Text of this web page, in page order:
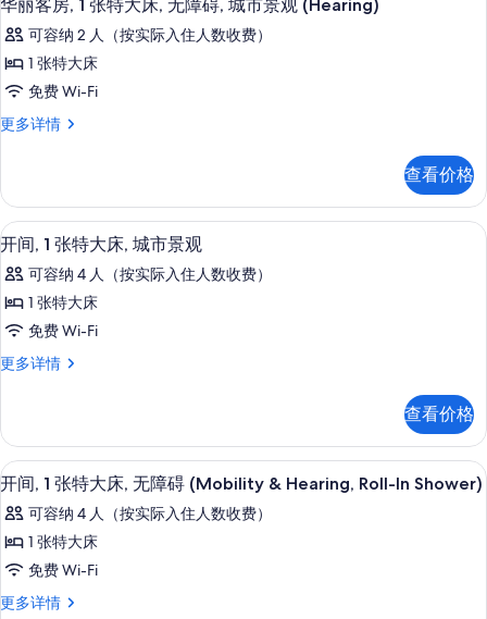
照
片
大
床,
无
障
碍,
景
观
(Mobility,
Bathtub)
的
所
有
床,
无
碍,
城
市
(Mobility,
Bathtub)
更
多
信
息
示
华
丽
房,
张
特
大
床,
无
障
碍,
景
观
(Hearing)
的
所
有
照
华丽客房, 1 张特大床, 无障碍, 城市景观 (Hearing)
可容纳 2 人（按实际入住人数收费）
1 张特大床
免费 Wi-Fi
更多详情
华
1
张
特
床,
无
碍,
城
市
(Hearing)
多
信
息
查看价格
显
示
开
间,
张
大
床,
城
市
景
观
的
5
开间, 1 张特大床, 城市景观
可容纳 4 人（按实际入住人数收费）
1 张特大床
免费 Wi-Fi
更多详情
开
特
大
床,
市
景
更
多
查看价格
显
示
开
间,
张
客房内保险箱、办公桌、笔记本电脑
5
开间, 1 张特大床, 无障碍 (Mobility & Hearing, Roll-In Shower)
可容纳 4 人（按实际入住人数收费）
1 张特大床
免费 Wi-Fi
更多详情
开